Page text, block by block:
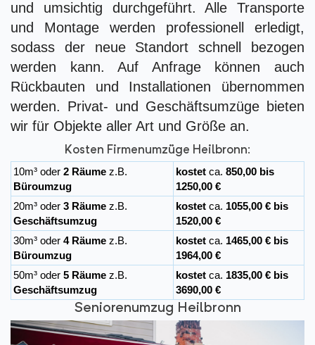
und umsichtig durchgeführt. Alle Transporte
und Montage werden professionell erledigt,
sodass der neue Standort schnell bezogen
werden kann. Auf Anfrage können auch
Rückbauten und Installationen übernommen
werden. Privat- und Geschäftsumzüge bieten
wir für Objekte aller Art und Größe an.
Kosten Firmenumzüge Heilbronn:
10m³ oder 2 Räume z.B.
Büroumzug
kostet ca. 850,00 bis
1250,00 €
20m³ oder 3 Räume z.B.
Geschäftsumzug
kostet ca. 1055,00 € bis
1520,00 €
30m³ oder 4 Räume z.B.
Büroumzug
kostet ca. 1465,00 € bis
1964,00 €
50m³ oder 5 Räume z.B.
Geschäftsumzug
kostet ca. 1835,00 € bis
3690,00 €
Seniorenumzug Heilbronn